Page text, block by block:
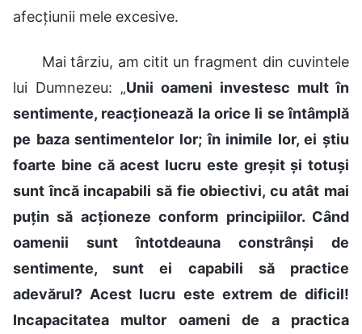
afecțiunii mele excesive.
Mai târziu, am citit un fragment din cuvintele
lui Dumnezeu: „Unii oameni investesc mult în
sentimente, reacționează la orice li se întâmplă
pe baza sentimentelor lor; în inimile lor, ei știu
foarte bine că acest lucru este greșit și totuși
sunt încă incapabili să fie obiectivi, cu atât mai
puțin să acționeze conform principiilor. Când
oamenii sunt întotdeauna constrânși de
sentimente, sunt ei capabili să practice
adevărul? Acest lucru este extrem de dificil!
Incapacitatea multor oameni de a practica